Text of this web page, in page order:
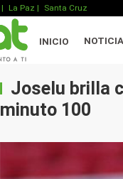
| La Paz | Santa Cruz
INICIO
Joselu brilla
minuto 100